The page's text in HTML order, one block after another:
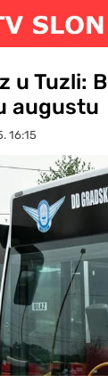
u Tuzli:
augustu
16:15